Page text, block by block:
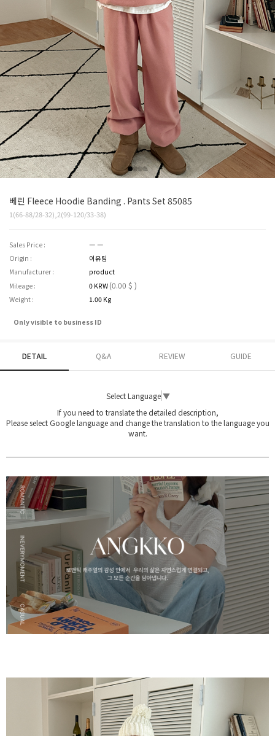
베린 Fleece Hoodie Banding . Pants Set 85085
1(66-88/28-32),2(99-120/33-38)
Sales Price :
― ―
Origin :
이유림
Manufacturer :
product
Mileage :
0 KRW (0.00 $ )
Weight : 1.00 Kg
Only visible to business ID
DETAIL Q&A REVIEW GUIDE
Select Language ▼
If you need to translate the detailed description,
Please select Google language and change the translation to the language you
want.